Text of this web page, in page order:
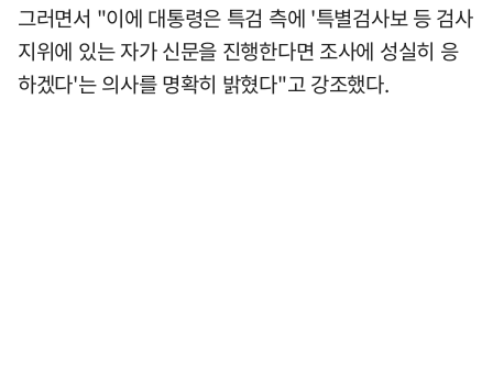
그러면서 "이에 대통령은 특검 측에 '특별검사보 등 검사
지위에 있는 자가 신문을 진행한다면 조사에 성실히 응
하겠다'는 의사를 명확히 밝혔다"고 강조했다.